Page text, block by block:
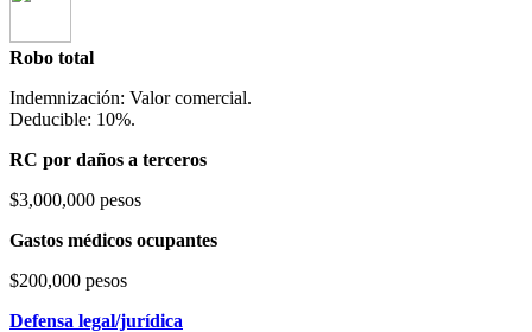
Robo total
Indemnización: Valor comercial.
Deducible: 10%.
RC por daños a terceros
$3,000,000 pesos
Gastos médicos ocupantes
$200,000 pesos
Defensa legal/jurídica